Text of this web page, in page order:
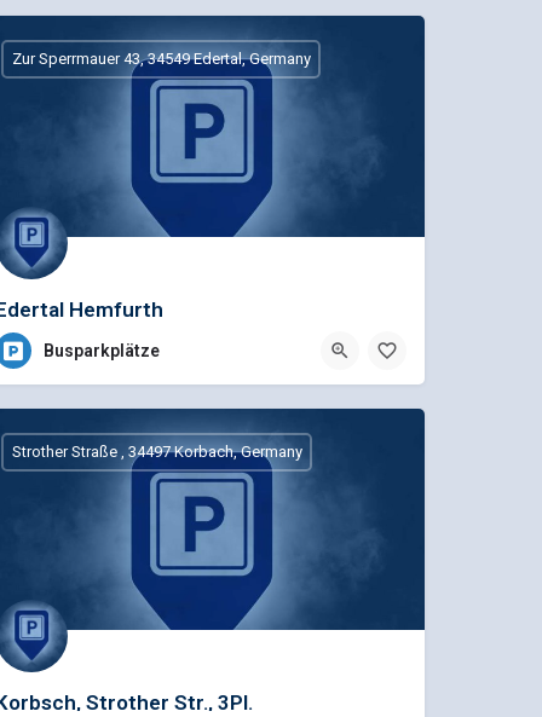
Hemfurth
Zur Sperrmauer 43, 34549 Edertal, Germany
Busparkplätze
Strother Str., 3Pl.
Strother Straße , 34497 Korbach, Germany